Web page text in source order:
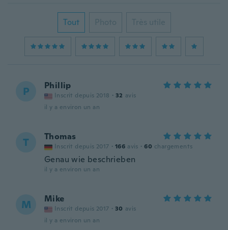
Tout Photo Très utile
P Phillip
Inscrit depuis 2018 · 32 avis
il y a environ un an
T Thomas
Inscrit depuis 2017 · 166 avis · 60 chargements
Genau wie beschrieben
il y a environ un an
M Mike
Inscrit depuis 2017 · 30 avis
il y a environ un an